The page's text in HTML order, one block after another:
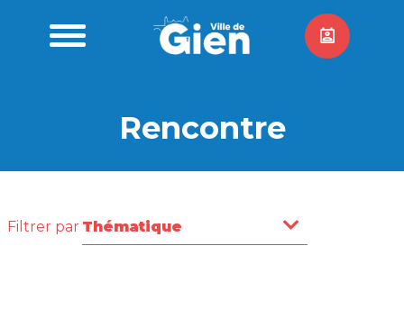
Rencontre
Filtrer par